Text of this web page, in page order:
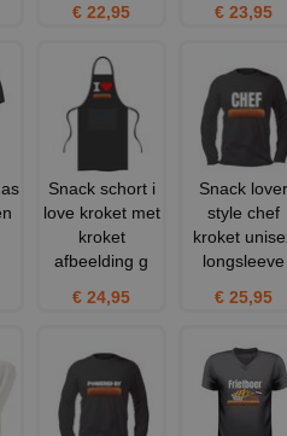
€ 22,95
€ 23,95
Snack schort i
love kroket met
kroket
afbeelding g
€ 24,95
Snack lover
style chef
kroket
longsleeve
€ 25,95